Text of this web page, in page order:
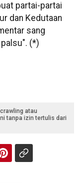
partai-partai
dan Kedutaan
sang
(*)
atau
tanpa izin tertulis dari